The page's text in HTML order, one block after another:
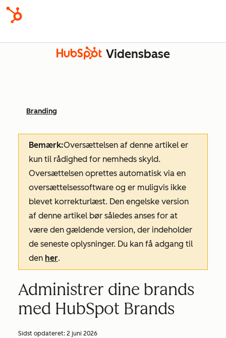
Vidensbase
Branding
Bemærk:Oversættelsen af denne artikel er
kun til rådighed for nemheds skyld.
Oversættelsen oprettes automatisk via en
oversættelsessoftware og er muligvis ikke
blevet korrekturlæst. Den engelske version
af denne artikel bør således anses for at
være den gældende version, der indeholder
de seneste oplysninger. Du kan få adgang til
den her.
Administrer dine brands
med HubSpot Brands
Sidst opdateret: 2 juni 2026